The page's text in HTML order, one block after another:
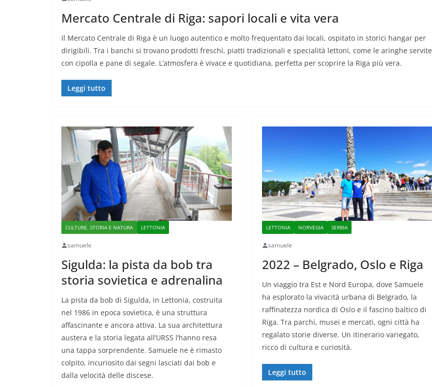
Mercato Centrale di Riga: sapori locali e vita vera
Il Mercato Centrale di Riga è un luogo autentico e molto frequentato dai locali, ospitato in storici hangar per
dirigibili. Tra i banchi si trovano prodotti freschi, piatti tradizionali e specialità lettoni, come le aringhe servite
con cipolla e pane di segale. L’atmosfera è vivace e quotidiana, perfetta per scoprire la Riga più vera.
Leggi tutto
CULTURE, STORIA E NATURA LETTONIA
samuele
Sigulda: la pista da bob tra
storia sovietica e adrenalina
La pista da bob di Sigulda, in Lettonia, costruita
nel 1986 in epoca sovietica, è una struttura
affascinante e ancora attiva. La sua architettura
austera e la storia legata all’URSS l’hanno resa
una tappa sorprendente. Samuele ne è rimasto
colpito, incuriosito dai segni lasciati dai bob e
dalla velocità delle discese.
LETTONIA NORVEGIA SERBIA
samuele
2022 – Belgrado, Oslo e Riga
Un viaggio tra Est e Nord Europa, dove Samuele
ha esplorato la vivacità urbana di Belgrado, la
raffinatezza nordica di Oslo e il fascino baltico di
Riga. Tra parchi, musei e mercati, ogni città ha
regalato storie diverse. Un itinerario variegato,
ricco di cultura e curiosità.
Leggi tutto